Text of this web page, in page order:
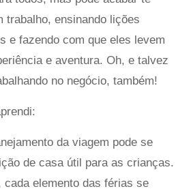
trabalho, ensinando lições
e fazendo com que eles levem
e aventura. Oh, e talvez
no negócio, também!
da viagem pode se
de casa útil para as crianças.
cada elemento das férias se